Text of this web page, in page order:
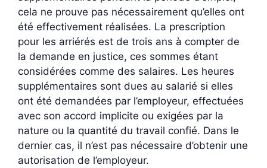
cela ne prouve pas nécessairement qu’elles ont
été effectivement réalisées. La prescription
pour les arriérés est de trois ans à compter de
la demande en justice, ces sommes étant
considérées comme des salaires. Les heures
supplémentaires sont dues au salarié si elles
ont été demandées par l’employeur, effectuées
avec son accord implicite ou exigées par la
nature ou la quantité du travail confié. Dans le
dernier cas, il n’est pas nécessaire d’obtenir une
autorisation de l’employeur.